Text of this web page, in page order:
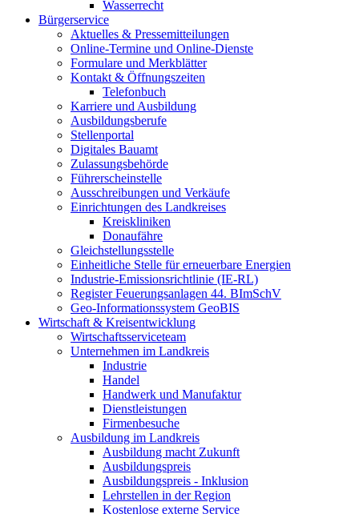
Wasserrecht
Bürgerservice
Aktuelles & Pressemitteilungen
Online-Termine und Online-Dienste
Formulare und Merkblätter
Kontakt & Öffnungszeiten
Telefonbuch
Karriere und Ausbildung
Ausbildungsberufe
Stellenportal
Digitales Bauamt
Zulassungsbehörde
Führerscheinstelle
Ausschreibungen und Verkäufe
Einrichtungen des Landkreises
Kreiskliniken
Donaufähre
Gleichstellungsstelle
Einheitliche Stelle für erneuerbare Energien
Industrie-Emissionsrichtlinie (IE-RL)
Register Feuerungsanlagen 44. BImSchV
Geo-Informationssystem GeoBIS
Wirtschaft & Kreisentwicklung
Wirtschaftsserviceteam
Unternehmen im Landkreis
Industrie
Handel
Handwerk und Manufaktur
Dienstleistungen
Firmenbesuche
Ausbildung im Landkreis
Ausbildung macht Zukunft
Ausbildungspreis
Ausbildungspreis - Inklusion
Lehrstellen in der Region
Kostenlose externe Service